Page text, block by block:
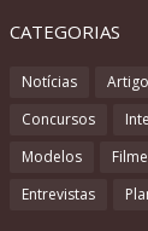
CATEGORIAS
Notícias
Concursos
Modelos
Entrevistas